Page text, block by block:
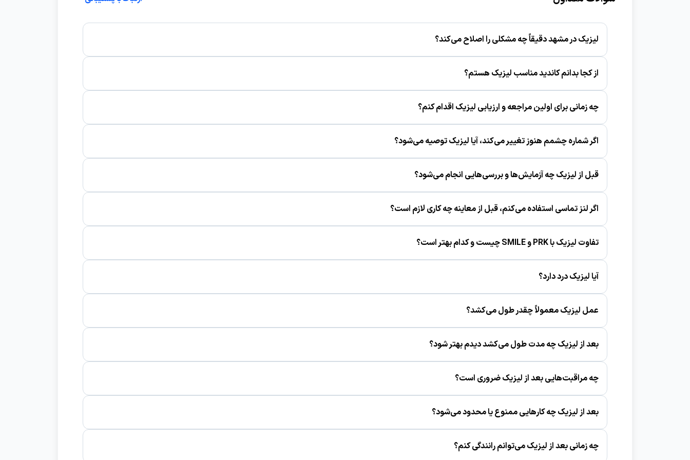
لیزیک در مشهد دقیقاً چه مشکلی را اصلاح می‌کند؟
برای کاهش نزدیک‌بینی، دوربینی و آستیگمات با تغییر شکل قرنیه انجام می‌شود.
از کجا بدانم کاندید مناسب لیزیک هستم؟
با معاینه کامل، بررسی شماره چشم، ضخامت و نقشه قرنیه و ارزیابی سلامت چشم مشخص می‌شود.
چه زمانی برای اولین مراجعه و ارزیابی لیزیک اقدام کنم؟
وقتی شماره چشم حداقل حدود یک سال تغییر محسوسی نداشته باشد و قصد جدی برای انجام عمل داشته باشید.
اگر شماره چشمم هنوز تغییر می‌کند، آیا لیزیک توصیه می‌شود؟
معمولاً خیر؛ ابتدا باید شماره چشم پایدار شود.
قبل از لیزیک چه آزمایش‌ها و بررسی‌هایی انجام می‌شود؟
معمولاً نقشه قرنیه، ضخامت قرنیه، اندازه‌گیری دقیق شماره چشم، ارزیابی خشکی چشم و معاینه کامل انجام می‌شود.
اگر لنز تماسی استفاده می‌کنم، قبل از معاینه چه کاری لازم است؟
معمولاً باید مدتی قبل از معاینه لنز را کنار بگذارید تا اندازه‌گیری‌ها دقیق باشد (مدت دقیق را پزشک تعیین می‌کند).
تفاوت لیزیک با PRK و SMILE چیست و کدام بهتر است؟
روش‌ها از نظر تکنیک متفاوت‌اند و «بهتر بودن» به شرایط قرنیه و سبک زندگی شما بستگی دارد.
آیا لیزیک درد دارد؟
حین عمل معمولاً با بی‌حسی قطره‌ای درد قابل‌توجهی وجود ندارد؛ ممکن است پس از عمل سوزش یا ناراحتی خفیف رخ دهد.
عمل لیزیک معمولاً چقدر طول می‌کشد؟
خودِ لیزر کوتاه است، اما کل فرایند آماده‌سازی و انجام عمل زمان بیشتری می‌گیرد.
بعد از لیزیک چه مدت طول می‌کشد دیدم بهتر شود؟
بسیاری از افراد ظرف ۱ تا ۲ روز بهبود محسوس دارند، اما تثبیت نهایی ممکن است زمان‌بر باشد.
چه مراقبت‌هایی بعد از لیزیک ضروری است؟
مصرف منظم قطره‌ها، رعایت بهداشت چشم و مراجعه طبق برنامه ویزیت‌های پیگیری ضروری است.
بعد از لیزیک چه کارهایی ممنوع یا محدود می‌شود؟
مالیدن چشم، شنا و سونا در دوره ابتدایی و فعالیت‌های پرخطر تا زمان اعلام پزشک محدود می‌شود.
چه زمانی بعد از لیزیک می‌توانم رانندگی کنم؟